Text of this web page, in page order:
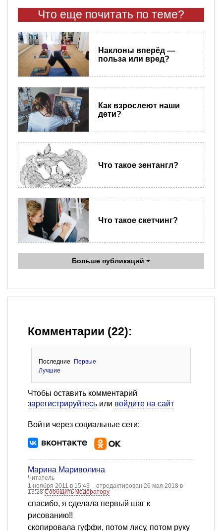
Что еще почитать по теме?
Наклоны вперёд —
польза или вред?
Как взрослеют наши
дети?
Что такое зентангл?
Что такое скетчинг?
Больше публикаций
Комментарии (22):
Последние
Первые
Лучшие
Чтобы оставить комментарий
зарегистрируйтесь или войдите на сайт
Войти через социальные сети:
Марина Мариволина
Читатель
1 ноября 2011 в 15:43
отредактирован 26 мая 2018 в
13:28Сообщить модератору
спасибо, я сделала первый шаг к
рисованию!!
скопировала гуффи, потом лису, потом руку